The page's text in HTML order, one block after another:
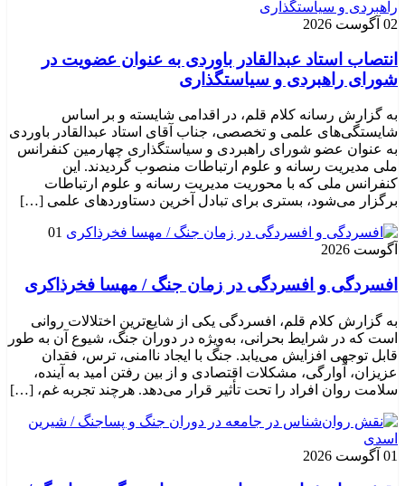
02 آگوست 2026
انتصاب استاد عبدالقادر باوردی به عنوان عضویت در
شورای راهبردی و سیاستگذاری
به گزارش رسانه کلام قلم، در اقدامی شایسته و بر اساس
شایستگی‌های علمی و تخصصی، جناب آقای استاد عبدالقادر باوردی
به عنوان عضو شورای راهبردی و سیاستگذاری چهارمین کنفرانس
ملی مدیریت رسانه و علوم ارتباطات منصوب گردیدند. این
کنفرانس ملی که با محوریت مدیریت رسانه و علوم ارتباطات
برگزار می‌شود، بستری برای تبادل آخرین دستاوردهای علمی […]
01
آگوست 2026
افسردگی و افسردگی در زمان جنگ / مهسا فخرذاکری
به گزارش کلام قلم، افسردگی یکی از شایع‌ترین اختلالات روانی
است که در شرایط بحرانی، به‌ویژه در دوران جنگ، شیوع آن به طور
قابل توجهی افزایش می‌یابد. جنگ با ایجاد ناامنی، ترس، فقدان
عزیزان، آوارگی، مشکلات اقتصادی و از بین رفتن امید به آینده،
سلامت روان افراد را تحت تأثیر قرار می‌دهد. هرچند تجربه غم، […]
01 آگوست 2026